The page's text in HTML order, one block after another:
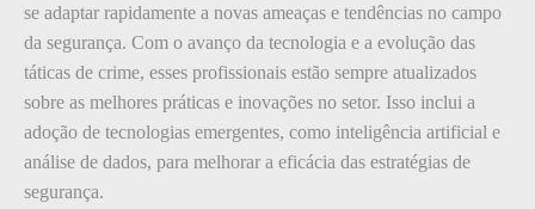
se adaptar rapidamente a novas ameaças e tendências no campo
da segurança. Com o avanço da tecnologia e a evolução das
táticas de crime, esses profissionais estão sempre atualizados
sobre as melhores práticas e inovações no setor. Isso inclui a
adoção de tecnologias emergentes, como inteligência artificial e
análise de dados, para melhorar a eficácia das estratégias de
segurança.